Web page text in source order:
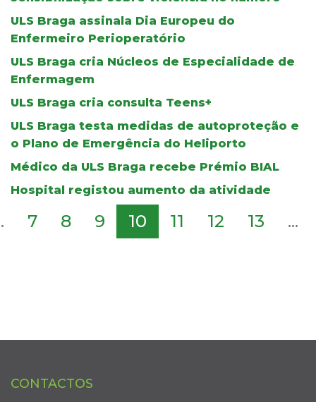
ULS Braga assinala Dia Europeu do
Enfermeiro Perioperatório
ULS Braga cria Núcleos de Especialidade de
Enfermagem
ULS Braga cria consulta Teens+
ULS Braga testa medidas de autoproteção e
o Plano de Emergência do Heliporto
Médico da ULS Braga recebe Prémio BIAL
Hospital registou aumento da atividade
7 8 9 10 11 12 13 ...
CONTACTOS